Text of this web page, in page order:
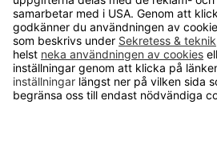
Köpvillkor
Därför ska du välja oss
Lediga jobb
Kvalitets- och miljöpolicy